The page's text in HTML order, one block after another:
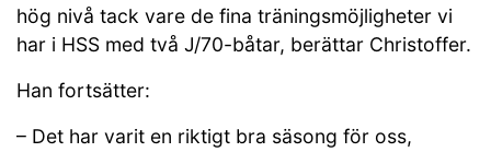
hög nivå tack vare de fina träningsmöjligheter vi
har i HSS med två J/70-båtar, berättar Christoffer.
Han fortsätter:
– Det har varit en riktigt bra säsong för oss,